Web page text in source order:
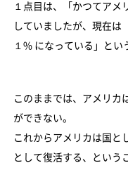
１点目は、「かつてアメ
していましたが、現在は
１% になっている」とい
このままでは、アメリカ
ができない。
これからアメリカは国と
として復活する、という